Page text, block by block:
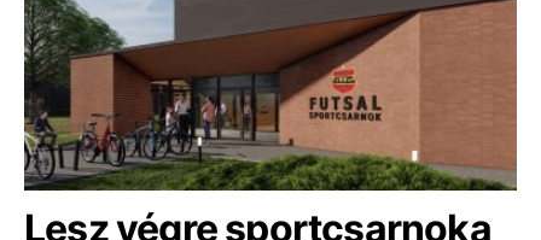
Lesz végre sportcsarnoka